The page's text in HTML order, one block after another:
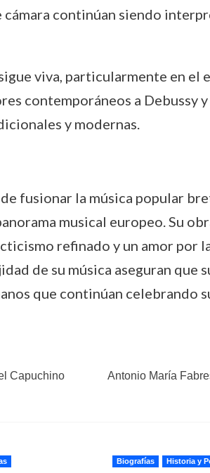
continúan siendo
viva, particularmente en el
contemporáneos a Debussy
y modernas.
fusionar la música popular
musical europeo. Su
refinado y un amor por
de su música aseguran que
que continúan celebrando
Capuchino
Antonio María
Biografías Historia y